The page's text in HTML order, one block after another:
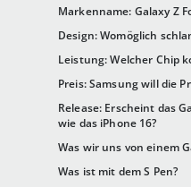
Markenname: Galaxy Z
Design: Womöglich
Leistung: Welcher Chip
Preis: Samsung will die
Release: Erscheint das
wie das iPhone 16?
Was wir uns von einem
Was ist mit dem S Pen?